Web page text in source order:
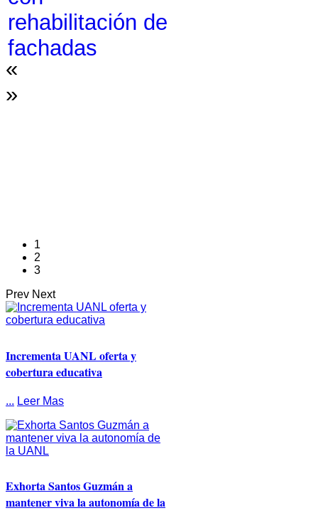
«
»
1
2
3
Prev Next
Incrementa UANL oferta y
cobertura educativa
... Leer Mas
Exhorta Santos Guzmán a
mantener viva la autonomía de la